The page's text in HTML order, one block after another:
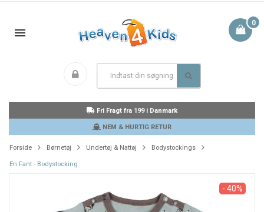
0
Fri Fragt fra 199 i Danmark
NEM & HURTIG RETUR
Forside Børnetøj Undertøj & Nattøj Bodystockings
En Fant - Bodystocking
- 40%